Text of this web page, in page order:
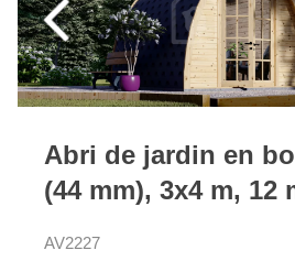
Abri de jardin en
(44 mm), 3x4 m, 12
AV2227